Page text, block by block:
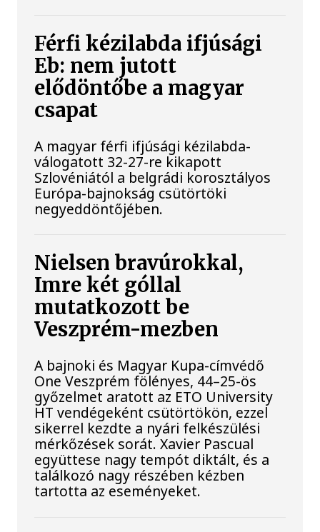
Férfi kézilabda ifjúsági
Eb: nem jutott
elődöntőbe a magyar
csapat
A magyar férfi ifjúsági kézilabda-
válogatott 32-27-re kikapott
Szlovéniától a belgrádi korosztályos
Európa-bajnokság csütörtöki
negyeddöntőjében.
Nielsen bravúrokkal,
Imre két góllal
mutatkozott be
Veszprém-mezben
A bajnoki és Magyar Kupa-címvédő
One Veszprém fölényes, 44–25-ös
győzelmet aratott az ETO University
HT vendégeként csütörtökön, ezzel
sikerrel kezdte a nyári felkészülési
mérkőzések sorát. Xavier Pascual
együttese nagy tempót diktált, és a
találkozó nagy részében kézben
tartotta az eseményeket.